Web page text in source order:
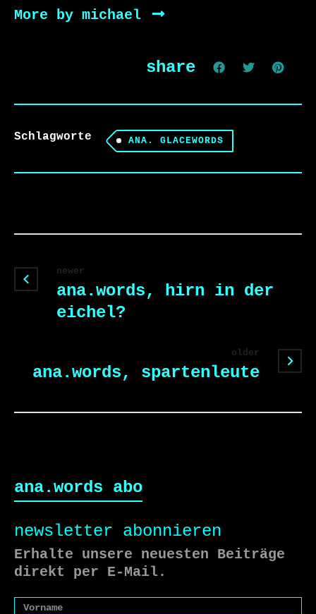
More by michael
share
Schlagworte ANA. GLACEWORDS
newer
ana.words, hirn in der
eichel?
older
ana.words, spartenleute
ana.words abo
newsletter abonnieren
Erhalte unsere neuesten Beiträge
direkt per E-Mail.